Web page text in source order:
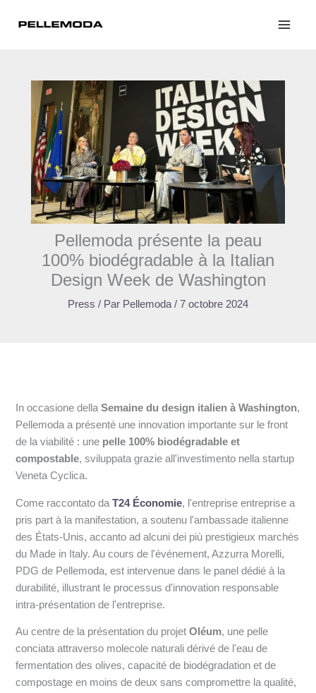
Pellemoda présente la peau
100% biodégradable à la Italian
Design Week de Washington
Press / Par Pellemoda / 7 octobre 2024
In occasione dellaSemaine du design italien à Washington,
Pellemoda a présenté une innovation importante sur le front
de la viabilité : une pelle 100% biodégradable et
compostable, sviluppata grazie all'investimento nella startup
Veneta Cyclica.
Come raccontato daT24 Économie, l'entreprise entreprise a
pris part à la manifestation, a soutenu l'ambassade italienne
des États-Unis, accanto ad alcuni dei più prestigieux marchés
du Made in Italy. Au cours de l'événement, Azzurra Morelli,
PDG de Pellemoda, est intervenue dans le panel dédié à la
durabilité, illustrant le processus d'innovation responsable
intra-présentation de l'entreprise.
Au centre de la présentation du projetOléum, une pelle
conciata attraverso molecole naturali dérivé de l'eau de
fermentation des olives, capacité de biodégradation et de
compostage en moins de deux sans compromettre la qualité,